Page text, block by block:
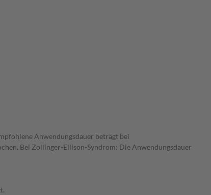
Anwendungsdauer beträgt bei
Bei Zollinger-Ellison-Syndrom: Die Anwendungsdauer